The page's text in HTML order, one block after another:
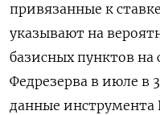
привязанные к
указывают на
базисных ‌пунктов
Федрезерва в июле в
данные инструмента